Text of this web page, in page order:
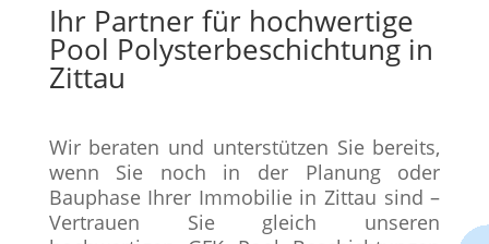
Ihr Partner für hochwertige
Pool Polysterbeschichtung in
Zittau
Wir beraten und unterstützen Sie bereits,
wenn Sie noch in der Planung oder
Bauphase Ihrer Immobilie in Zittau sind –
Vertrauen Sie gleich unseren